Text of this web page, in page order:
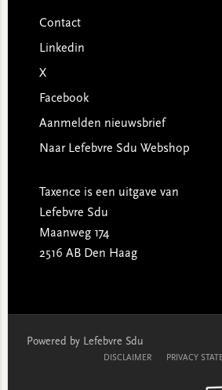
Contact
Linkedin
X
Facebook
Aanmelden nieuwsbrief
Naar Lefebvre Sdu Webshop
Taxence is een uitgave van
Lefebvre Sdu
Maanweg 174
2516 AB Den Haag
Powered by Lefebvre Sdu
DISCLAIMER PRIVACY